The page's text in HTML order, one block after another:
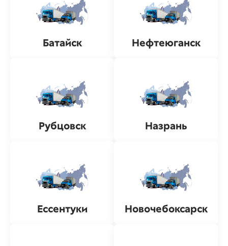
Батайск Нефтеюганск
Рубцовск Назрань
Ессентуки Новочебоксарск